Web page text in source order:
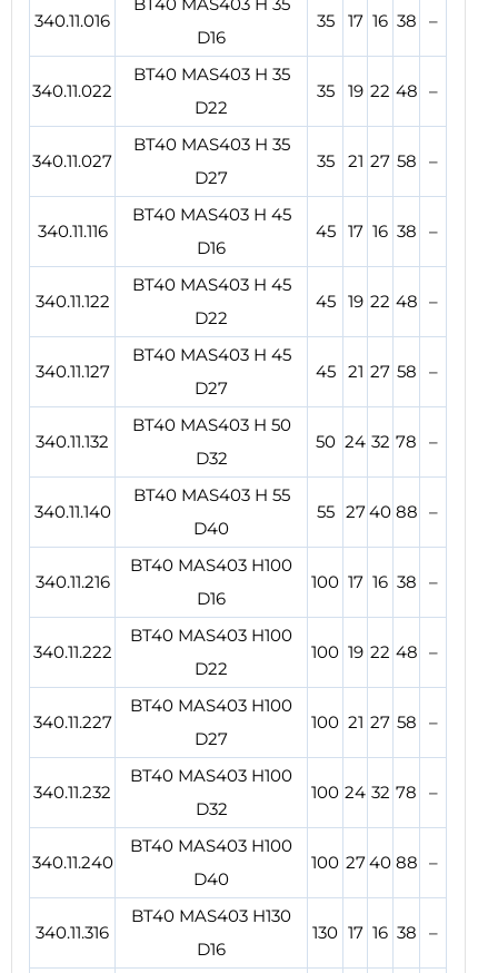
340.11.016
D16
35 17 16 38 –
340.11.022
BT40 MAS403 H 35
D22
35 19 22 48 –
340.11.027
BT40 MAS403 H 35
D27
35 21 27 58 –
340.11.116
BT40 MAS403 H 45
D16
45 17 16 38 –
340.11.122
BT40 MAS403 H 45
D22
45 19 22 48 –
340.11.127
BT40 MAS403 H 45
D27
45 21 27 58 –
340.11.132
BT40 MAS403 H 50
D32
50 24 32 78 –
340.11.140
BT40 MAS403 H 55
D40
55 2740 88 –
340.11.216
BT40 MAS403 H100
D16
100 17 16 38 –
340.11.222
BT40 MAS403 H100
D22
100 19 22 48 –
340.11.227
BT40 MAS403 H100
D27
100 21 27 58 –
340.11.232
BT40 MAS403 H100
D32
100 24 32 78 –
340.11.240
BT40 MAS403 H100
D40
100 2740 88 –
340.11.316
BT40 MAS403 H130
D16
130 17 16 38 –